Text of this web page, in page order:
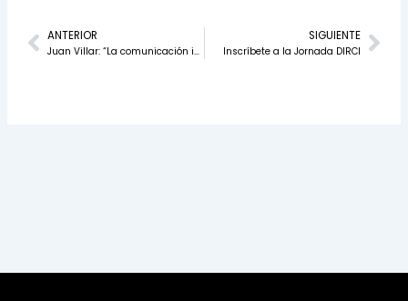
Prev
ANTERIOR
Juan Villar: “La comunicación interna tiene que ser estratégica y debe ayudar a la transformación y armonización de la cultura corporativa”
SIGUIENTE
Inscríbete a la Jornada DIRCI